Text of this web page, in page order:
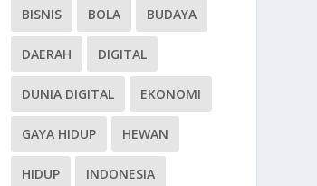
BISNIS BOLA BUDAYA
DAERAH DIGITAL
DUNIA DIGITAL EKONOMI
GAYA HIDUP HEWAN
HIDUP INDONESIA